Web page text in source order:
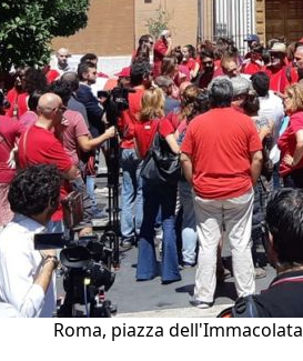
Roma, piazza dell'Immacolata